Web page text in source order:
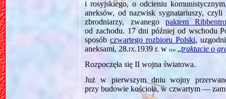
i rosyjskiego, o odcieniu
aneksów, od nazwisk sygnatariuszy,
zbrodniarzy, zwanego paktem
od zachodu. 17 dni później od wschodu
sposóbczwartego rozbioru Polski,
aneksami,28.ix.1939r. wtzw. „traktacie o
Rozpoczęła się II wojna światowa.
Już w pierwszym dniu wojny
przy budowie kościoła, w czwartym —